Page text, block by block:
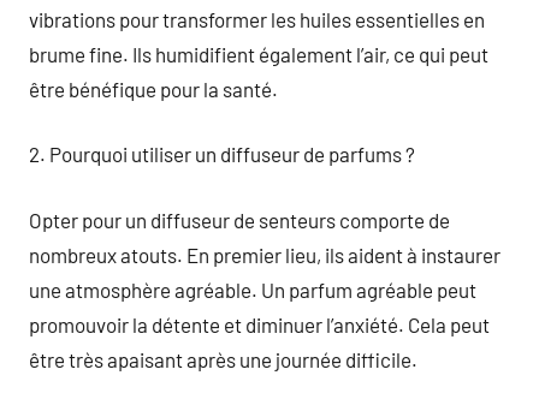
vibrations pour transformer les huiles essentielles en
brume fine. Ils humidifient également l’air, ce qui peut
être bénéfique pour la santé.
2. Pourquoi utiliser un diffuseur de parfums ?
Opter pour un diffuseur de senteurs comporte de
nombreux atouts. En premier lieu, ils aident à instaurer
une atmosphère agréable. Un parfum agréable peut
promouvoir la détente et diminuer l’anxiété. Cela peut
être très apaisant après une journée difficile.